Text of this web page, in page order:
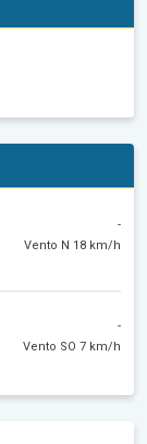
-
Vento N 18 km/h
-
Vento SO 7 km/h